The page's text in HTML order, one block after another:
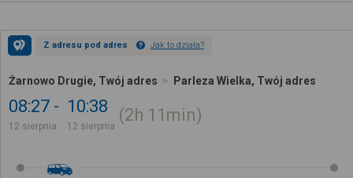
Z adresu pod adres Jak to działa?
Żarnowo Drugie, Twój adres Parleza Wielka, Twój adres
08:27
12 sierpnia
10:38
12 sierpnia
2h 11min